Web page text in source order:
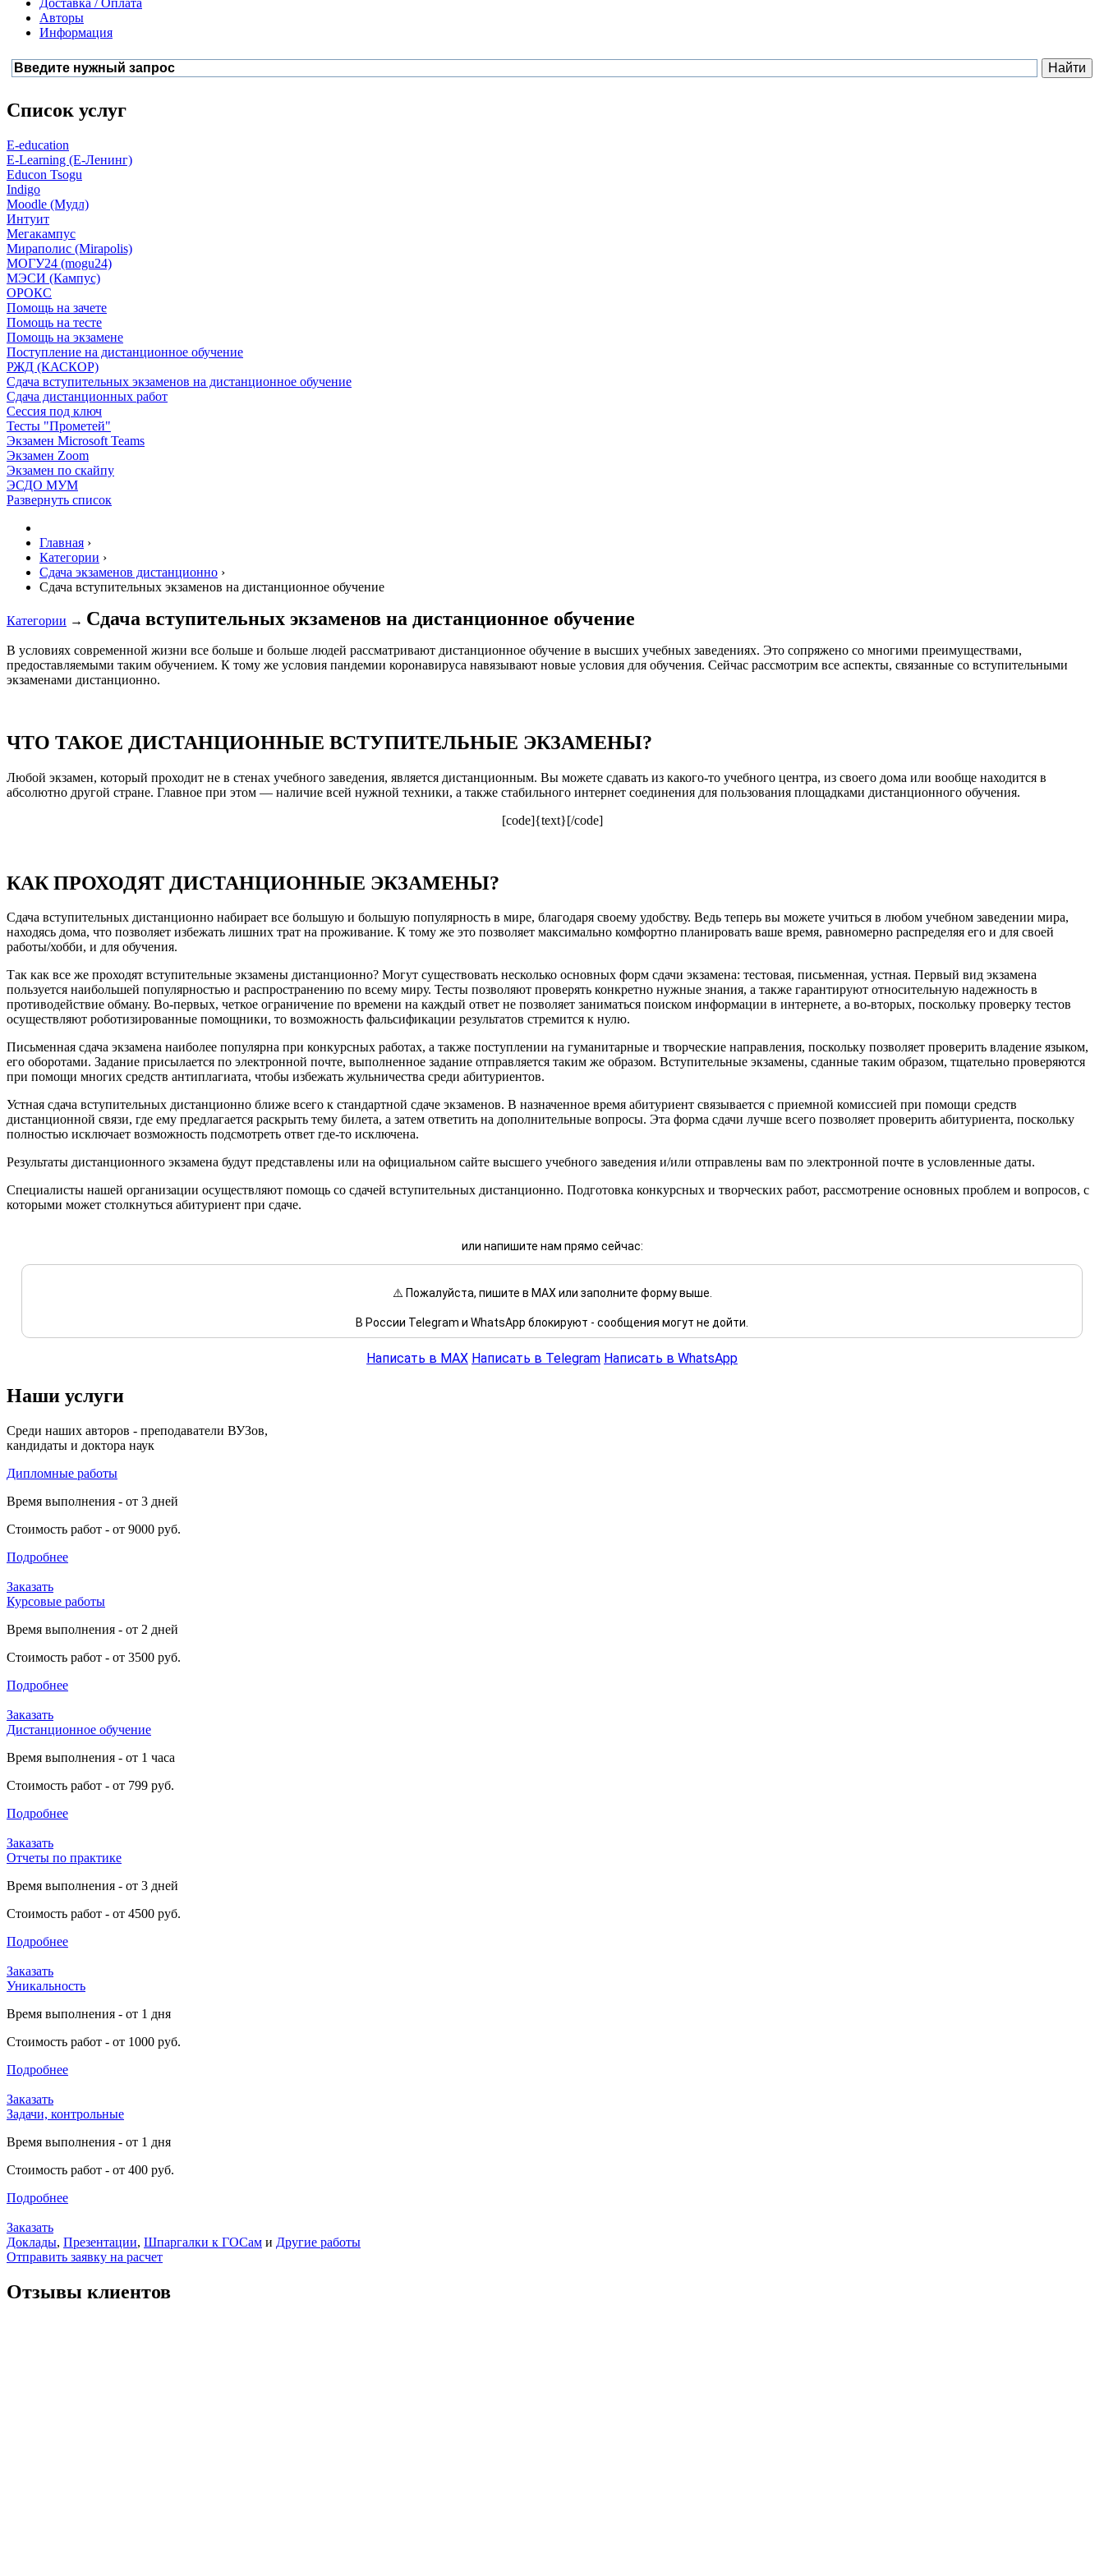
Доставка / Оплата
Авторы
Информация
Список услуг
E-education
E-Learning (Е-Ленинг)
Educon Tsogu
Indigo
Moodle (Мудл)
Интуит
Мегакампус
Мираполис (Mirapolis)
МОГУ24 (mogu24)
МЭСИ (Кампус)
ОРОКС
Помощь на зачете
Помощь на тесте
Помощь на экзамене
Поступление на дистанционное обучение
РЖД (КАСКОР)
Сдача вступительных экзаменов на дистанционное обучение
Сдача дистанционных работ
Сессия под ключ
Тесты "Прометей"
Экзамен Microsoft Teams
Экзамен Zoom
Экзамен по скайпу
ЭСДО МУМ
Развернуть список
Главная ›
Категории ›
Сдача экзаменов дистанционно ›
Сдача вступительных экзаменов на дистанционное обучение
Категории → Сдача вступительных экзаменов на дистанционное обучение
В условиях современной жизни все больше и больше людей рассматривают дистанционное обучение в высших учебных заведениях. Это сопряжено со многими преимуществами,
предоставляемыми таким обучением. К тому же условия пандемии коронавируса навязывают новые условия для обучения. Сейчас рассмотрим все аспекты, связанные со вступительными
экзаменами дистанционно.
ЧТО ТАКОЕ ДИСТАНЦИОННЫЕ ВСТУПИТЕЛЬНЫЕ ЭКЗАМЕНЫ?
Любой экзамен, который проходит не в стенах учебного заведения, является дистанционным. Вы можете сдавать из какого-то учебного центра, из своего дома или вообще находится в
абсолютно другой стране. Главное при этом — наличие всей нужной техники, а также стабильного интернет соединения для пользования площадками дистанционного обучения.
[code]{text}[/code]
КАК ПРОХОДЯТ ДИСТАНЦИОННЫЕ ЭКЗАМЕНЫ?
Сдача вступительных дистанционно набирает все большую и большую популярность в мире, благодаря своему удобству. Ведь теперь вы можете учиться в любом учебном заведении мира,
находясь дома, что позволяет избежать лишних трат на проживание. К тому же это позволяет максимально комфортно планировать ваше время, равномерно распределяя его и для своей
работы/хобби, и для обучения.
Так как все же проходят вступительные экзамены дистанционно? Могут существовать несколько основных форм сдачи экзамена: тестовая, письменная, устная. Первый вид экзамена
пользуется наибольшей популярностью и распространению по всему миру. Тесты позволяют проверять конкретно нужные знания, а также гарантируют относительную надежность в
противодействие обману. Во-первых, четкое ограничение по времени на каждый ответ не позволяет заниматься поиском информации в интернете, а во-вторых, поскольку проверку тестов
осуществляют роботизированные помощники, то возможность фальсификации результатов стремится к нулю.
Письменная сдача экзамена наиболее популярна при конкурсных работах, а также поступлении на гуманитарные и творческие направления, поскольку позволяет проверить владение языком,
его оборотами. Задание присылается по электронной почте, выполненное задание отправляется таким же образом. Вступительные экзамены, сданные таким образом, тщательно проверяются
при помощи многих средств антиплагиата, чтобы избежать жульничества среди абитуриентов.
Устная сдача вступительных дистанционно ближе всего к стандартной сдаче экзаменов. В назначенное время абитуриент связывается с приемной комиссией при помощи средств
дистанционной связи, где ему предлагается раскрыть тему билета, а затем ответить на дополнительные вопросы. Эта форма сдачи лучше всего позволяет проверить абитуриента, поскольку
полностью исключает возможность подсмотреть ответ где-то исключена.
Результаты дистанционного экзамена будут представлены или на официальном сайте высшего учебного заведения и/или отправлены вам по электронной почте в условленные даты.
Специалисты нашей организации осуществляют помощь со сдачей вступительных дистанционно. Подготовка конкурсных и творческих работ, рассмотрение основных проблем и вопросов, с
которыми может столкнуться абитуриент при сдаче.
или напишите нам прямо сейчас:
⚠️ Пожалуйста, пишите в MAX или заполните форму выше.
В России Telegram и WhatsApp блокируют - сообщения могут не дойти.
Написать в MAX Написать в Telegram Написать в WhatsApp
Наши услуги
Среди наших авторов - преподаватели ВУЗов,
кандидаты и доктора наук
Дипломные работы
Время выполнения - от 3 дней
Стоимость работ - от 9000 руб.
Подробнее
Заказать
Курсовые работы
Время выполнения - от 2 дней
Стоимость работ - от 3500 руб.
Подробнее
Заказать
Дистанционное обучение
Время выполнения - от 1 часа
Стоимость работ - от 799 руб.
Подробнее
Заказать
Отчеты по практике
Время выполнения - от 3 дней
Стоимость работ - от 4500 руб.
Подробнее
Заказать
Уникальность
Время выполнения - от 1 дня
Стоимость работ - от 1000 руб.
Подробнее
Заказать
Задачи, контрольные
Время выполнения - от 1 дня
Стоимость работ - от 400 руб.
Подробнее
Заказать
Доклады, Презентации, Шпаргалки к ГОСам и Другие работы
Отправить заявку на расчет
Отзывы клиентов